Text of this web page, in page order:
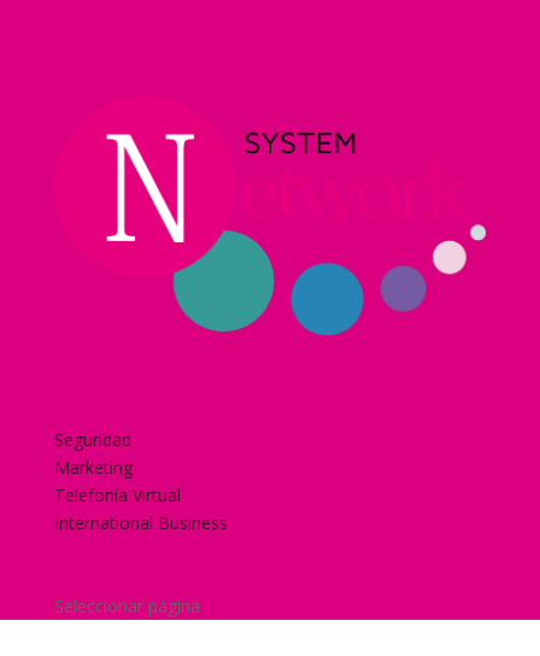
Seguridad
Marketing
Telefonía Virtual
International Business
Seleccionar página